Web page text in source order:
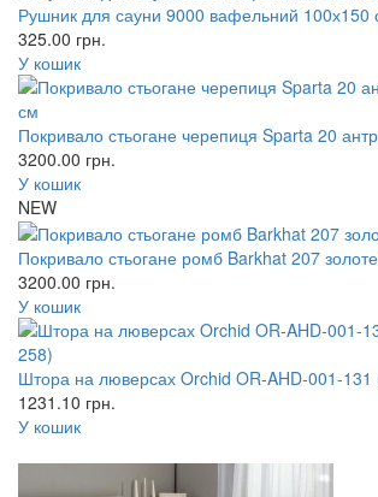
Рушник для сауни 9000 вафельний 100х150
325.00 грн.
У кошик
Покривало стьогане черепиця Sparta 20
3200.00 грн.
У кошик
NEW
Покривало стьогане ромб Barkhat 207
3200.00 грн.
У кошик
Штора на люверсах Orchid OR-AHD-001-131
1231.10 грн.
У кошик